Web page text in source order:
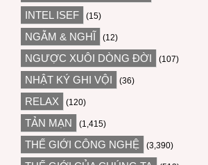
INTEL ISEF (15)
NGẪM & NGHĨ (12)
NGƯỢC XUÔI DÒNG ĐỜI (107)
NHẬT KÝ GHI VỘI (36)
RELAX (120)
TẢN MẠN (1,415)
THẾ GIỚI CÔNG NGHỆ (3,390)